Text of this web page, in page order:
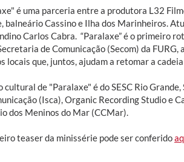
é uma parceria entre a produtora L32
balneário Cassino e Ilha dos Marinheiros.
Carlos Cabra. “Paralaxe” é o primeiro
de Comunicação (Secom) da
locais que, juntos, ajudam a retomar a
cultural de "Paralaxe" é do SESC Rio
(Isca), Organic Recording Studio e
dos Meninos do Mar (CCMar).
teaser da minissérie pode ser conferido